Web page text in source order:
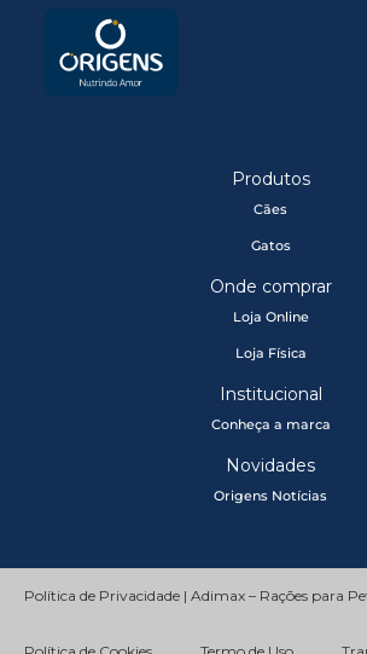
Produtos
Cães
Gatos
Onde comprar
Loja Online
Loja Física
Institucional
Conheça a marca
Novidades
Origens Notícias
Política de Privacidade | Adimax – Rações para